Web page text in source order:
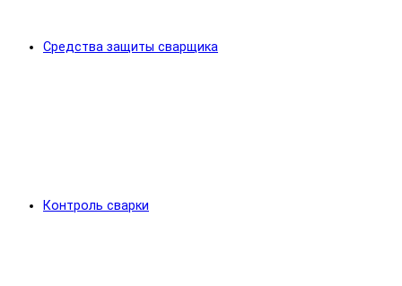
Средства защиты сварщика
Контроль сварки